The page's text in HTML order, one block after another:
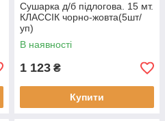
Сушарка д/б підлогова. 15 мт.
КЛАССІК чорно-жовта(5шт/
уп)
В наявності
1 123 ₴
Купити